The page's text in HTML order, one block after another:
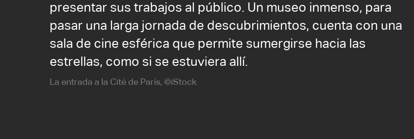
presentar sus trabajos al público. Un museo inmenso, para
pasar una larga jornada de descubrimientos, cuenta con una
sala de cine esférica que permite sumergirse hacia las
estrellas, como si se estuviera allí.
La entrada a la Cité de París, ©iStock